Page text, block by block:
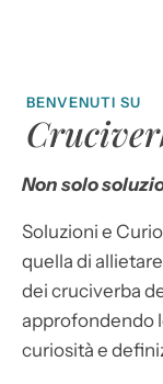
BENVENUTI SU
Non solo
Soluzioni e
quella di
dei cruciverba
approfondendo
curiosità e